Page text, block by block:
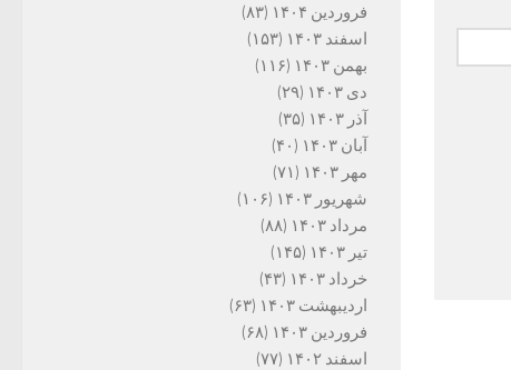
فروردین ۱۴۰۴
(۸۳)
اسفند ۱۴۰۳
(۱۵۳)
بهمن ۱۴۰۳
(۱۱۶)
دی ۱۴۰۳
(۲۹)
آذر ۱۴۰۳
(۳۵)
آبان ۱۴۰۳
(۴۰)
مهر ۱۴۰۳
(۷۱)
شهریور ۱۴۰۳
(۱۰۶)
مرداد ۱۴۰۳
(۸۸)
تیر ۱۴۰۳
(۱۴۵)
خرداد ۱۴۰۳
(۴۳)
اردیبهشت ۱۴۰۳
(۶۳)
فروردین ۱۴۰۳
(۶۸)
اسفند ۱۴۰۲
(۷۷)